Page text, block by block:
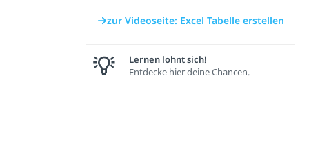
zur Videoseite: Excel Tabelle erstellen
Lernen lohnt sich!
Entdecke hier deine Chancen.